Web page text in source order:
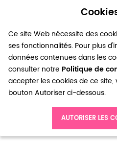
Ce site Web nécessite des
ses fonctionnalités. Pour plus
données contenues dans les
consulter notre Politique de
accepter les cookies de ce site,
bouton Autoriser ci-dessous.
AUTORISER LES
0
Bracelet manchette